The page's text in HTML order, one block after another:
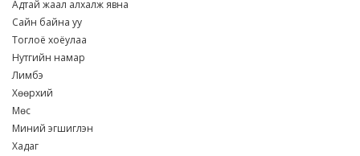
Адтай жаал алхалж явна
Сайн байна уу
Тоглоё хоёулаа
Нутгийн намар
Лимбэ
Хөөрхий
Мөс
Миний эгшиглэн
Хадаг